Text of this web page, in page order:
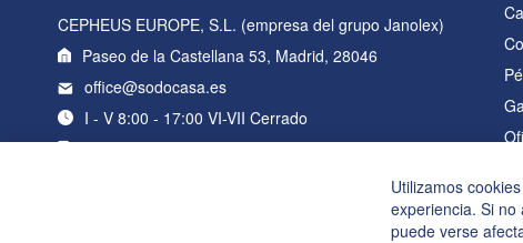
CEPHEUS EUROPE, S.L. (empresa del grupo Janolex)
Paseo de la Castellana 53, Madrid, 28046
office@sodocasa.es
I - V 8:00 - 17:00 VI-VII Cerrado
+34 919 22 76 98
Utilizamos
experiencia. Si
puede verse